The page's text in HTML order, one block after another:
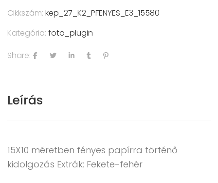
Cikkszám: kep_27_K2_PFENYES_E3_15580
Kategória: foto_plugin
Share:
Leírás
15X10 méretben fényes papírra történő
kidolgozás Extrák: Fekete-fehér